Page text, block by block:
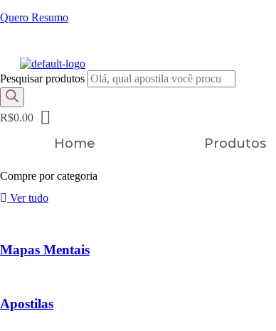
Quero Resumo
Pesquisar produtos
R$0.00
Home Produtos
Compre por categoria
Ver tudo
Mapas Mentais
Apostilas